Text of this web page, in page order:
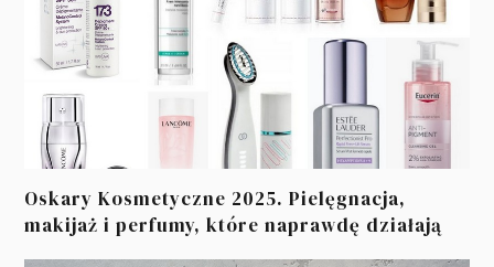
Oskary Kosmetyczne 2025. Pielęgnacja,
makijaż i perfumy, które naprawdę działają